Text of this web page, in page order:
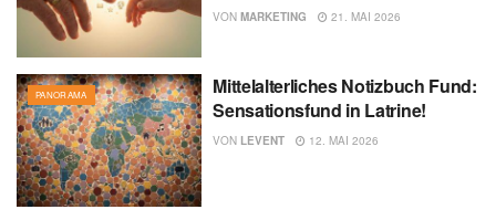
VON MARKETING 21. MAI 2026
PANORAMA
Mittelalterliches Notizbuch Fund:
Sensationsfund in Latrine!
VON LEVENT 12. MAI 2026